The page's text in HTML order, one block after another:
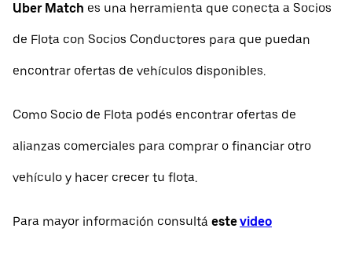
Uber Match es una herramienta que conecta a Socios
de Flota con Socios Conductores para que puedan
encontrar ofertas de vehículos disponibles.
Como Socio de Flota podés encontrar ofertas de
alianzas comerciales para comprar o financiar otro
vehículo y hacer crecer tu flota.
Para mayor información consultá estevideo